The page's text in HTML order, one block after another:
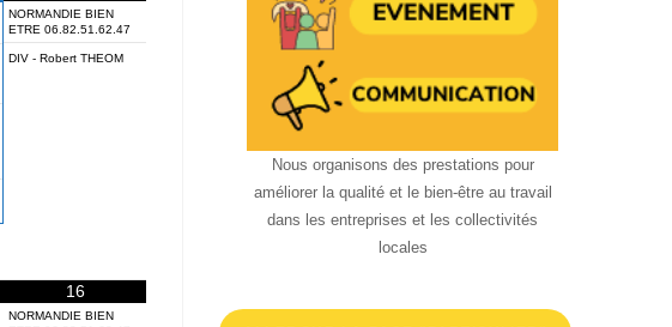
NORMANDIE BIEN
ETRE 06.82.51.62.47
DIV - Robert THEOM
16
NORMANDIE BIEN
Nous organisons des prestations pour
améliorer la qualité et le bien-être au travail
dans les entreprises et les collectivités
locales